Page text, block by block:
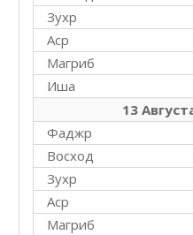
Зухр
Аср
Магриб
Иша
13
Фаджр
Восход
Зухр
Аср
Магриб